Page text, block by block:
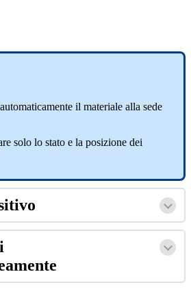
il materiale alla sede
solo lo stato e la posizione dei